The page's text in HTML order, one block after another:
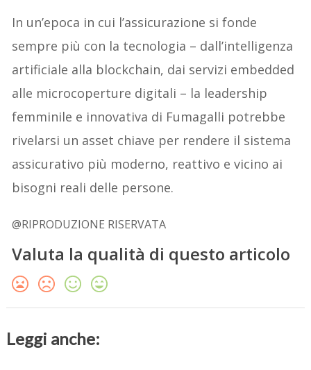
In un’epoca in cui l’assicurazione si fonde
sempre più con la tecnologia – dall’intelligenza
artificiale alla blockchain, dai servizi embedded
alle microcoperture digitali – la leadership
femminile e innovativa di Fumagalli potrebbe
rivelarsi un asset chiave per rendere il sistema
assicurativo più moderno, reattivo e vicino ai
bisogni reali delle persone.
@RIPRODUZIONE RISERVATA
Valuta la qualità di questo articolo
Leggi anche: